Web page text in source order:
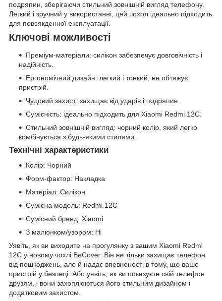
подряпин, зберігаючи стильний зовнішній вигляд телефону.
Легкий і зручний у використанні, цей чохол ідеально підходить
для повсякденної експлуатації.
Ключові можливості
Преміум-матеріали: силікон забезпечує довговічність і
надійність.
Ергономічний дизайн: легкий і тонкий, не обтяжує
пристрій.
Чудовий захист: захищає від ударів і подряпин.
Сумісність: ідеально підходить для Xiaomi Redmi 12C.
Стильний зовнішній вигляд: чорний колір, який легко
комбінується з будь-якими стилями.
Технічні характеристики
Колір: Чорний
Форм-фактор: Накладка
Матеріал: Силікон
Сумісна модель: Redmi 12C
Сумісний бренд: Xiaomi
З малюнком/узором: Ні
Уявіть, як ви виходите на прогулянку з вашим Xiaomi Redmi
12C у новому чохлі BeCover. Він не тільки захищає телефон
від пошкоджень, але й надає впевненості в тому, що ваше
пристрій у безпеці. Або уявіть, як ви показуєте свій телефон
друзям, і вони захоплюються його стильним дизайном і
додатковим захистом.